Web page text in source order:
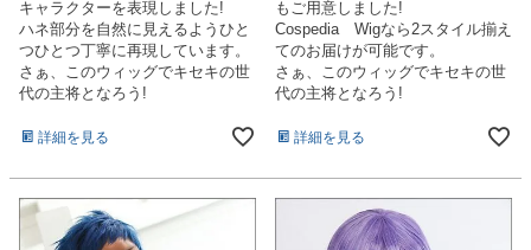
キャラクターを表現しました!
ハネ部分を自然に見えるようひと
つひとつ丁寧に再現しています。
さぁ、このウィッグでキセキの世
代の主将となろう!
詳細を見る
もご用意しました!
Cospedia Wigなら2スタイル揃え
てのお届けが可能です。
さぁ、このウィッグでキセキの世
代の主将となろう!
詳細を見る